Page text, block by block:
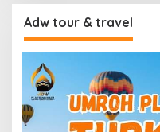
Adw tour & travel